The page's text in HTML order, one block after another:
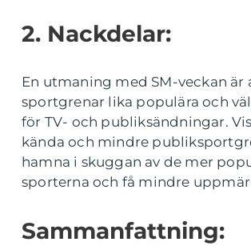
2. Nackdelar:
En utmaning med SM-veckan är
sportgrenar lika populära och
för TV- och publiksändningar.
kända och mindre
hamna i skuggan av de mer
sporterna och få mindre
Sammanfattning: